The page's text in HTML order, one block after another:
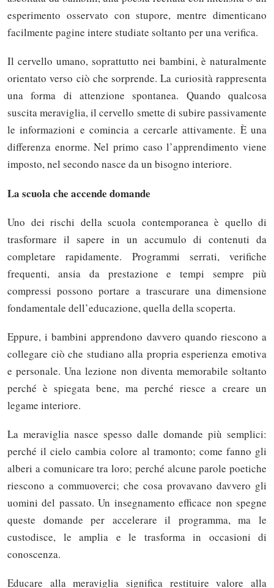
esperimento osservato con stupore, mentre dimenticano
facilmente pagine intere studiate soltanto per una verifica.
Il cervello umano, soprattutto nei bambini, è naturalmente
orientato verso ciò che sorprende. La curiosità rappresenta
una forma di attenzione spontanea. Quando qualcosa
suscita meraviglia, il cervello smette di subire passivamente
le informazioni e comincia a cercarle attivamente. È una
differenza enorme. Nel primo caso l’apprendimento viene
imposto, nel secondo nasce da un bisogno interiore.
La scuola che accende domande
Uno dei rischi della scuola contemporanea è quello di
trasformare il sapere in un accumulo di contenuti da
completare rapidamente. Programmi serrati, verifiche
frequenti, ansia da prestazione e tempi sempre più
compressi possono portare a trascurare una dimensione
fondamentale dell’educazione, quella della scoperta.
Eppure, i bambini apprendono davvero quando riescono a
collegare ciò che studiano alla propria esperienza emotiva
e personale. Una lezione non diventa memorabile soltanto
perché è spiegata bene, ma perché riesce a creare un
legame interiore.
La meraviglia nasce spesso dalle domande più semplici:
perché il cielo cambia colore al tramonto; come fanno gli
alberi a comunicare tra loro; perché alcune parole poetiche
riescono a commuoverci; che cosa provavano davvero gli
uomini del passato. Un insegnamento efficace non spegne
queste domande per accelerare il programma, ma le
custodisce, le amplia e le trasforma in occasioni di
conoscenza.
Educare alla meraviglia significa restituire valore alla